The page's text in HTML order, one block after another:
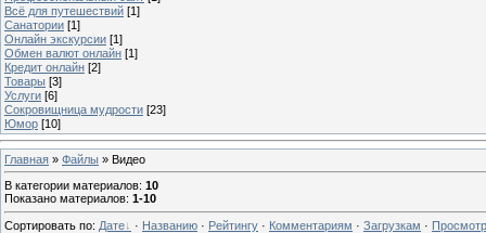
Всё для путешествий [1]
Санатории [1]
Онлайн экскурсии [1]
Обмен валют онлайн [1]
Кредит онлайн [2]
Товары [3]
Услуги [6]
Сокровищница мудрости [23]
Юмор [10]
Главная » Файлы » Видео
В категории материалов: 10
Показано материалов: 1-10
Сортировать по: Дате · Названию · Рейтингу · Комментариям · Загрузкам ·